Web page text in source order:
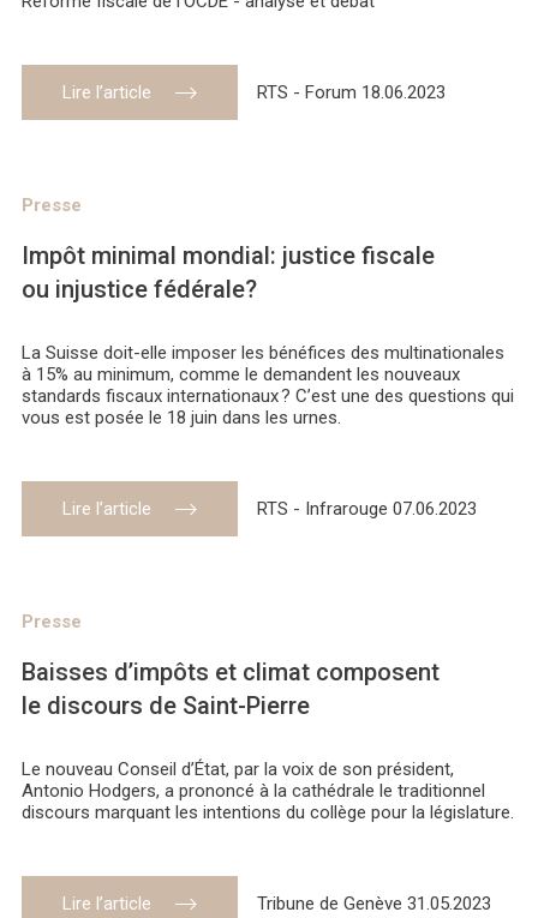
Lire l’article RTS - Forum 18.06.2023
Presse
Impôt minimal mondial: justice fiscale
ou injustice fédérale?
La Suisse doit-elle imposer les bénéfices des multinationales
à 15% au minimum, comme le demandent les nouveaux
standards fiscaux internationaux ? C’est une des questions qui
vous est posée le 18 juin dans les urnes.
Lire l’article RTS - Infrarouge 07.06.2023
Presse
Baisses d’impôts et climat composent
le discours de Saint-Pierre
Le nouveau Conseil d’État, par la voix de son président,
Antonio Hodgers, a prononcé à la cathédrale le traditionnel
discours marquant les intentions du collège pour la législature.
Lire l’article Tribune de Genève 31.05.2023